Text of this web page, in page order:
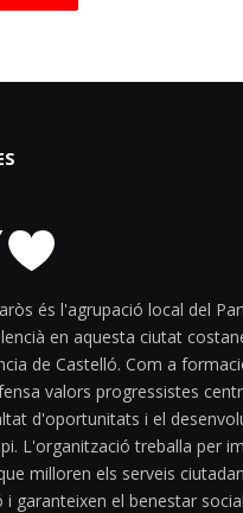
és l'agrupació local del
en aquesta ciutat
de Castelló. Com a
valors progressistes
d'oportunitats i el
L'organització treballa per
milloren els serveis
garanteixen el benestar